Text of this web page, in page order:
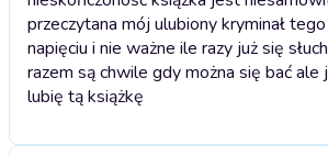
przeczytana mój ulubiony kryminał
napięciu i nie ważne ile razy już się
razem są chwile gdy można się bać ale
lubię tą książkę